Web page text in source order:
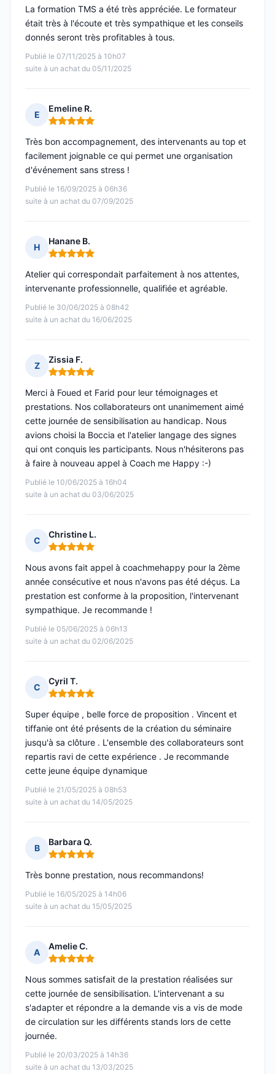
Publié le 07/11/2025 à 10h07
suite à un achat du 05/11/2025
La formation TMS a été très appréciée. Le formateur
était très à l'écoute et très sympathique et les conseils
donnés seront très profitables à tous.
E
Emeline R.
Note : 5 sur 5
Publié le 16/09/2025 à 06h36
suite à un achat du 07/09/2025
Très bon accompagnement, des intervenants au top et
facilement joignable ce qui permet une organisation
d'événement sans stress !
H
Hanane B.
Note : 5 sur 5
Publié le 30/06/2025 à 08h42
suite à un achat du 16/06/2025
Atelier qui correspondait parfaitement à nos attentes,
intervenante professionnelle, qualifiée et agréable.
Z
Zissia F.
Note : 5 sur 5
Publié le 10/06/2025 à 16h04
suite à un achat du 03/06/2025
Merci à Foued et Farid pour leur témoignages et
prestations. Nos collaborateurs ont unanimement aimé
cette journée de sensibilisation au handicap. Nous
avions choisi la Boccia et l'atelier langage des signes
qui ont conquis les participants. Nous n'hésiterons pas
à faire à nouveau appel à Coach me Happy :-)
C
Christine L.
Note : 5 sur 5
Publié le 05/06/2025 à 06h13
suite à un achat du 02/06/2025
Nous avons fait appel à coachmehappy pour la 2ème
année consécutive et nous n'avons pas été déçus. La
prestation est conforme à la proposition, l'intervenant
sympathique. Je recommande !
C
Cyril T.
Note : 5 sur 5
Publié le 21/05/2025 à 08h53
suite à un achat du 14/05/2025
Super équipe , belle force de proposition . Vincent et
tiffanie ont été présents de la création du séminaire
jusqu'à sa clôture . L'ensemble des collaborateurs sont
repartis ravi de cette expérience . Je recommande
cette jeune équipe dynamique
B
Barbara Q.
Note : 5 sur 5
Publié le 16/05/2025 à 14h06
suite à un achat du 15/05/2025
Très bonne prestation, nous recommandons!
A
Amelie C.
Note : 5 sur 5
Publié le 20/03/2025 à 14h36
suite à un achat du 13/03/2025
Nous sommes satisfait de la prestation réalisées sur
cette journée de sensibilisation. L'intervenant a su
s'adapter et répondre a la demande vis a vis de mode
de circulation sur les différents stands lors de cette
journée.